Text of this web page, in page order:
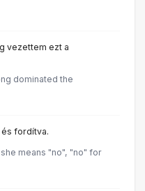
vezettem ezt a
dominated the
fordítva.
means "no", "no" for